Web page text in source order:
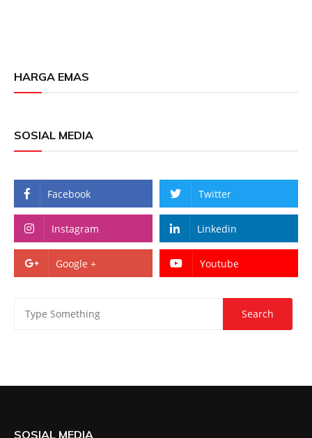
HARGA EMAS
SOSIAL MEDIA
Facebook Twitter
Instagram Linkedin
Google + Youtube
SOSIAL MEDIA